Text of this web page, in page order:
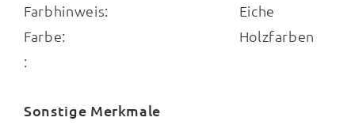
Farbhinweis:
Eiche
Farbe:
Holzfarben
:
Sonstige Merkmale